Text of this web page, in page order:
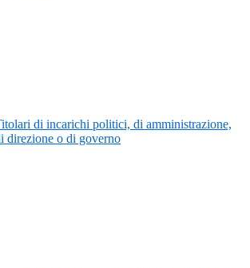
di incarichi politici, di amministrazione,
direzione o di governo